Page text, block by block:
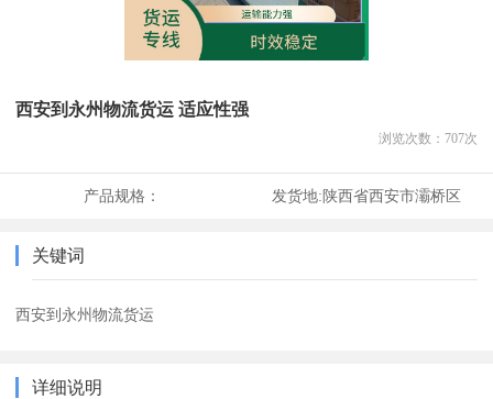
西安到永州物流货运 适应性强
浏览次数： 707次
产品规格： 发货地:陕西省西安市灞桥区
关键词
西安到永州物流货运
详细说明